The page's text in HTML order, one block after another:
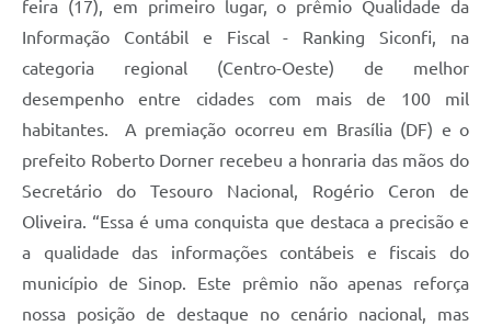
feira (17), em primeiro lugar, o prêmio Qualidade da
Informação Contábil e Fiscal - Ranking Siconfi, na
categoria regional (Centro-Oeste) de melhor
desempenho entre cidades com mais de 100 mil
habitantes. A premiação ocorreu em Brasília (DF) e o
prefeito Roberto Dorner recebeu a honraria das mãos do
Secretário do Tesouro Nacional, Rogério Ceron de
Oliveira. “Essa é uma conquista que destaca a precisão e
a qualidade das informações contábeis e fiscais do
município de Sinop. Este prêmio não apenas reforça
nossa posição de destaque no cenário nacional, mas